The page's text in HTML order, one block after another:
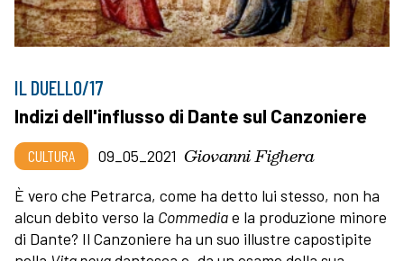
IL DUELLO/17
Indizi dell'influsso di Dante sul Canzoniere
CULTURA 09_05_2021 Giovanni Fighera
È vero che Petrarca, come ha detto lui stesso, non ha
alcun debito verso la Commediae la produzione minore
di Dante? Il Canzoniere ha un suo illustre capostipite